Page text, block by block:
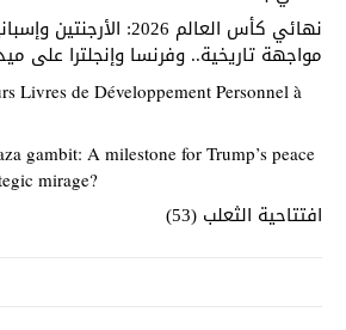
نهائي كأس العالم 2026:
مواجهة تاريخية.. وفرنسا وإنجلترا على
Livres de Développement Personnel à
gambit: A milestone for Trump’s peace
mirage?
افتتاحية الثعلب (53)